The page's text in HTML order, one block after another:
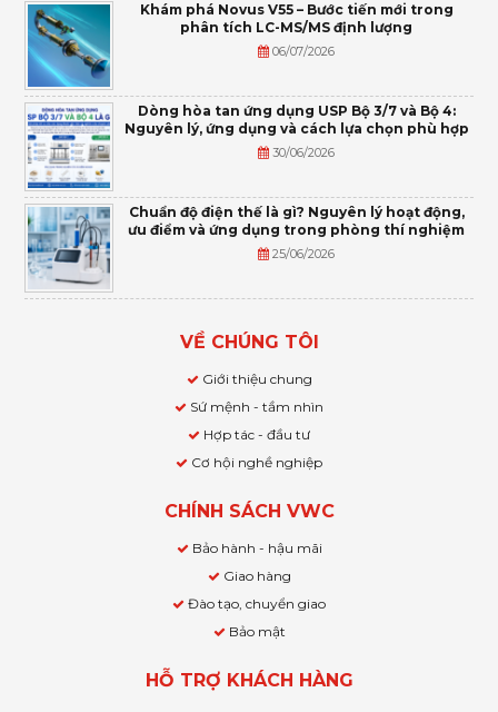
Khám phá Novus V55 – Bước tiến mới trong
phân tích LC-MS/MS định lượng
06/07/2026
Dòng hòa tan ứng dụng USP Bộ 3/7 và Bộ 4:
Nguyên lý, ứng dụng và cách lựa chọn phù hợp
30/06/2026
Chuẩn độ điện thế là gì? Nguyên lý hoạt động,
ưu điểm và ứng dụng trong phòng thí nghiệm
25/06/2026
VỀ CHÚNG TÔI
Giới thiệu chung
Sứ mệnh - tầm nhìn
Hợp tác - đầu tư
Cơ hội nghề nghiệp
CHÍNH SÁCH VWC
Bảo hành - hậu mãi
Giao hàng
Đào tạo, chuyển giao
Bảo mật
HỖ TRỢ KHÁCH HÀNG